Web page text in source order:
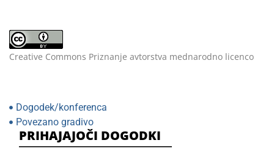
Creative Commons Priznanje avtorstva mednarodno licenco
Dogodek/konferenca
Povezano gradivo
PRIHAJAJOČI DOGODKI